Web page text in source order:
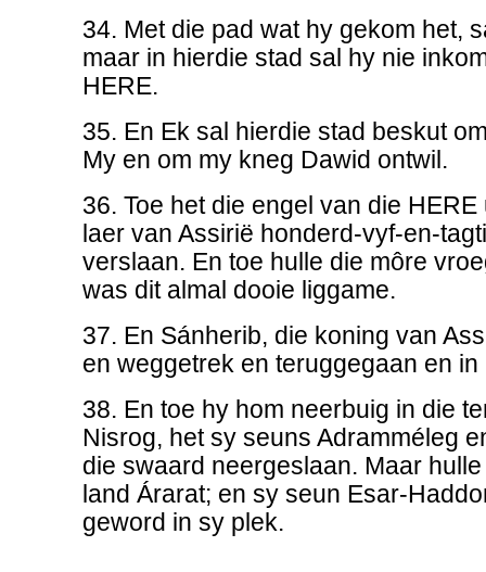
34. Met die pad wat hy gekom het,
maar in hierdie stad sal hy nie
HERE.
35. En Ek sal hierdie stad beskut
My en om my kneg Dawid ontwil.
36. Toe het die engel van die
laer van Assirië honderd-vyf-en-
verslaan. En toe hulle die môre
was dit almal dooie liggame.
37. En Sánherib, die koning van
en weggetrek en teruggegaan en in
38. En toe hy hom neerbuig in die
Nisrog, het sy seuns Adramméleg
die swaard neergeslaan. Maar
land Árarat; en sy seun Esar-
geword in sy plek.